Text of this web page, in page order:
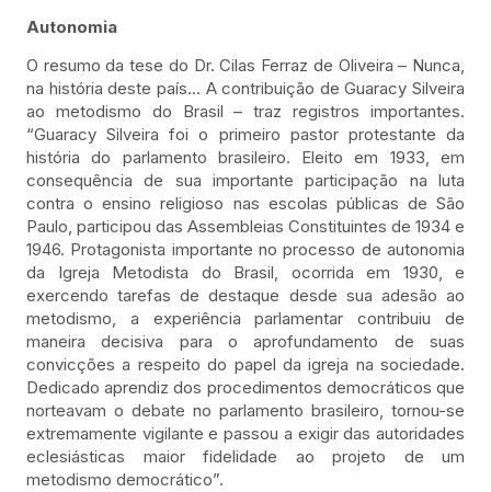
Autonomia
O resumo da tese do Dr. Cilas Ferraz de Oliveira – Nunca,
na história deste país… A contribuição de Guaracy Silveira
ao metodismo do Brasil – traz registros importantes.
“Guaracy Silveira foi o primeiro pastor protestante da
história do parlamento brasileiro. Eleito em 1933, em
consequência de sua importante participação na luta
contra o ensino religioso nas escolas públicas de São
Paulo, participou das Assembleias Constituintes de 1934 e
1946. Protagonista importante no processo de autonomia
da Igreja Metodista do Brasil, ocorrida em 1930, e
exercendo tarefas de destaque desde sua adesão ao
metodismo, a experiência parlamentar contribuiu de
maneira decisiva para o aprofundamento de suas
convicções a respeito do papel da igreja na sociedade.
Dedicado aprendiz dos procedimentos democráticos que
norteavam o debate no parlamento brasileiro, tornou-se
extremamente vigilante e passou a exigir das autoridades
eclesiásticas maior fidelidade ao projeto de um
metodismo democrático”.